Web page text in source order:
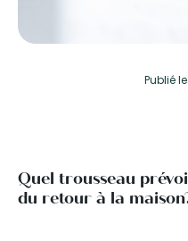
Publié
Quel trousseau
du retour à la